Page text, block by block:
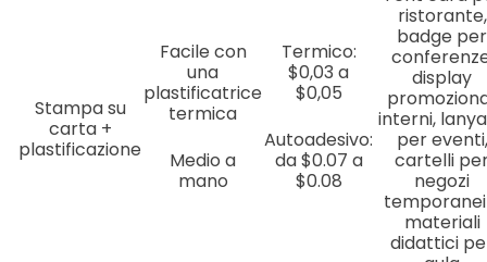
Stampa su
carta +
plastificazione
Facile con
una
plastificatrice
termica
Medio a
mano
Termico:
$0,03 a
$0,05
Autoadesivo:
da $0.07 a
$0.08
ristorante,
badge per
display
interni,
per eventi,
cartelli
negozi
materiali
didattici